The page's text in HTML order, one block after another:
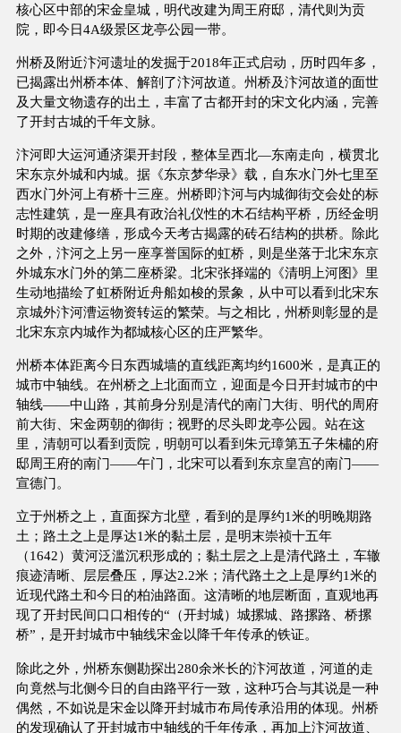
核心区中部的宋金皇城，明代改建为周王府邸，清代则为贡
院，即今日4A级景区龙亭公园一带。
州桥及附近汴河遗址的发掘于2018年正式启动，历时四年多，
已揭露出州桥本体、解剖了汴河故道。州桥及汴河故道的面世
及大量文物遗存的出土，丰富了古都开封的宋文化内涵，完善
了开封古城的千年文脉。
汴河即大运河通济渠开封段，整体呈西北—东南走向，横贯北
宋东京外城和内城。据《东京梦华录》载，自东水门外七里至
西水门外河上有桥十三座。州桥即汴河与内城御街交会处的标
志性建筑，是一座具有政治礼仪性的木石结构平桥，历经金明
时期的改建修缮，形成今天考古揭露的砖石结构的拱桥。除此
之外，汴河之上另一座享誉国际的虹桥，则是坐落于北宋东京
外城东水门外的第二座桥梁。北宋张择端的《清明上河图》里
生动地描绘了虹桥附近舟船如梭的景象，从中可以看到北宋东
京城外汴河漕运物资转运的繁荣。与之相比，州桥则彰显的是
北宋东京内城作为都城核心区的庄严繁华。
州桥本体距离今日东西城墙的直线距离均约1600米，是真正的
城市中轴线。在州桥之上北面而立，迎面是今日开封城市的中
轴线——中山路，其前身分别是清代的南门大街、明代的周府
前大街、宋金两朝的御街；视野的尽头即龙亭公园。站在这
里，清朝可以看到贡院，明朝可以看到朱元璋第五子朱橚的府
邸周王府的南门——午门，北宋可以看到东京皇宫的南门——
宣德门。
立于州桥之上，直面探方北壁，看到的是厚约1米的明晚期路
土；路土之上是厚达1米的黏土层，是明末崇祯十五年
（1642）黄河泛滥沉积形成的；黏土层之上是清代路土，车辙
痕迹清晰、层层叠压，厚达2.2米；清代路土之上是厚约1米的
近现代路土和今日的柏油路面。这清晰的地层断面，直观地再
现了开封民间口口相传的“（开封城）城摞城、路摞路、桥摞
桥”，是开封城市中轴线宋金以降千年传承的铁证。
除此之外，州桥东侧勘探出280余米长的汴河故道，河道的走
向竟然与北侧今日的自由路平行一致，这种巧合与其说是一种
偶然，不如说是宋金以降开封城市布局传承沿用的体现。州桥
的发现确认了开封城市中轴线的千年传承，再加上汴河故道、